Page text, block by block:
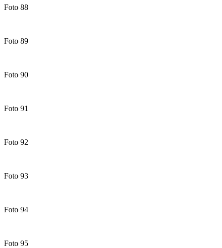
Foto 88
Foto 89
Foto 90
Foto 91
Foto 92
Foto 93
Foto 94
Foto 95